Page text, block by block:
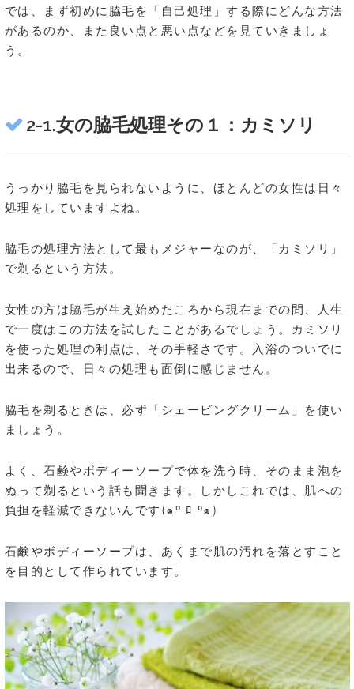
では、まず初めに脇毛を「自己処理」する際にどんな方法
があるのか、また良い点と悪い点などを見ていきましょ
う。
2-1.女の脇毛処理その１：カミソリ
うっかり脇毛を見られないように、ほとんどの女性は日々
処理をしていますよね。
脇毛の処理方法として最もメジャーなのが、「カミソリ」
で剃るという方法。
女性の方は脇毛が生え始めたころから現在までの間、人生
で一度はこの方法を試したことがあるでしょう。カミソリ
を使った処理の利点は、その手軽さです。入浴のついでに
出来るので、日々の処理も面倒に感じません。
脇毛を剃るときは、必ず「シェービングクリーム」を使い
ましょう。
よく、石鹸やボディーソープで体を洗う時、そのまま泡を
ぬって剃るという話も聞きます。しかしこれでは、肌への
負担を軽減できないんです(๑º ﾛ º๑)
石鹸やボディーソープは、あくまで肌の汚れを落とすこと
を目的として作られています。